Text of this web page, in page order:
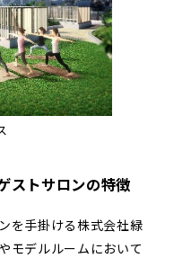
ストサロンの特徴
を手掛ける株式会社緑
モデルルームにおいて